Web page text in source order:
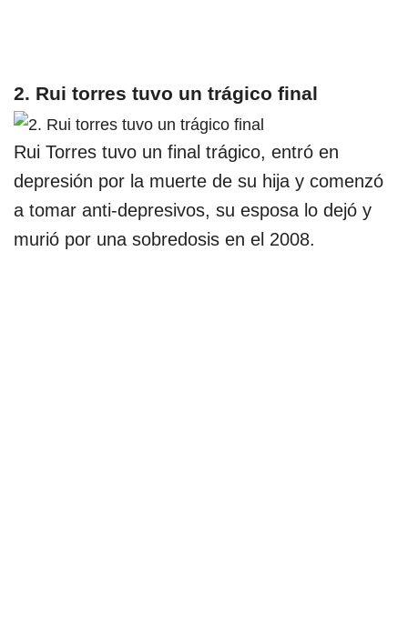
2. Rui torres tuvo un trágico final
Rui Torres tuvo un final trágico, entró en
depresión por la muerte de su hija y comenzó
a tomar anti-depresivos, su esposa lo dejó y
murió por una sobredosis en el 2008.